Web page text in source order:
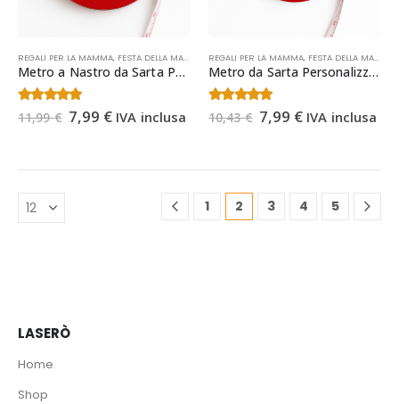
REGALI PER LA MAMMA, FESTA DELLA MAMMA
Metro a Nastro da Sarta Personalizzato | Regalo Festa della Mamma
5.00 Su 5
11,99€ Il
prezzo
11,99 €.
7,99 €Il
7,99 €.
IVA inclusa
REGALI PER LA MAMMA, FESTA DELLA MAMMA
Metro da Sarta Personalizzato | Regalo Festa della Mamma
4.50 Su 5
10,43€ Il
prezzo
10,43 €.
7,99 €Il
7,99 €.
IVA inclusa
1 2 3 4 5
LASERÒ
Home
Shop